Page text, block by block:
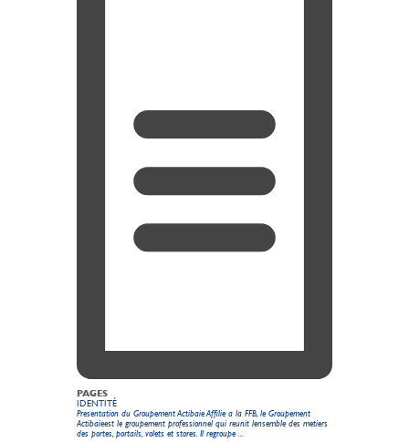
PAGES
IDENTITÉ
Presentation du Groupement Actibaie Affilie a la FFB, le Groupement
Actibaieest le groupement professionnel qui reunit lensemble des metiers
des portes, portails, volets et stores. Il regroupe ...